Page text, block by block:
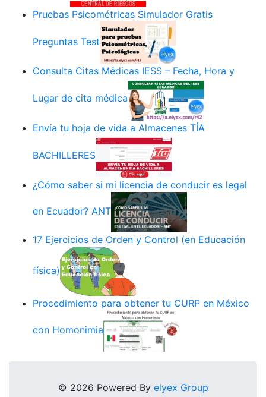
Pruebas Psicométricas Simulador Gratis
Preguntas Test
Consulta Citas Médicas IESS – Fecha, Hora y
Lugar de cita médica
Envía tu hoja de vida a Almacenes TÍA
BACHILLERES
¿Cómo saber si mi licencia de conducir es legal
en Ecuador? ANT
17 Ejercicios de Orden y Control (en Educación
física)
Procedimiento para obtener tu CURP en México
con Homonimia
© 2026 Powered By elyex Group